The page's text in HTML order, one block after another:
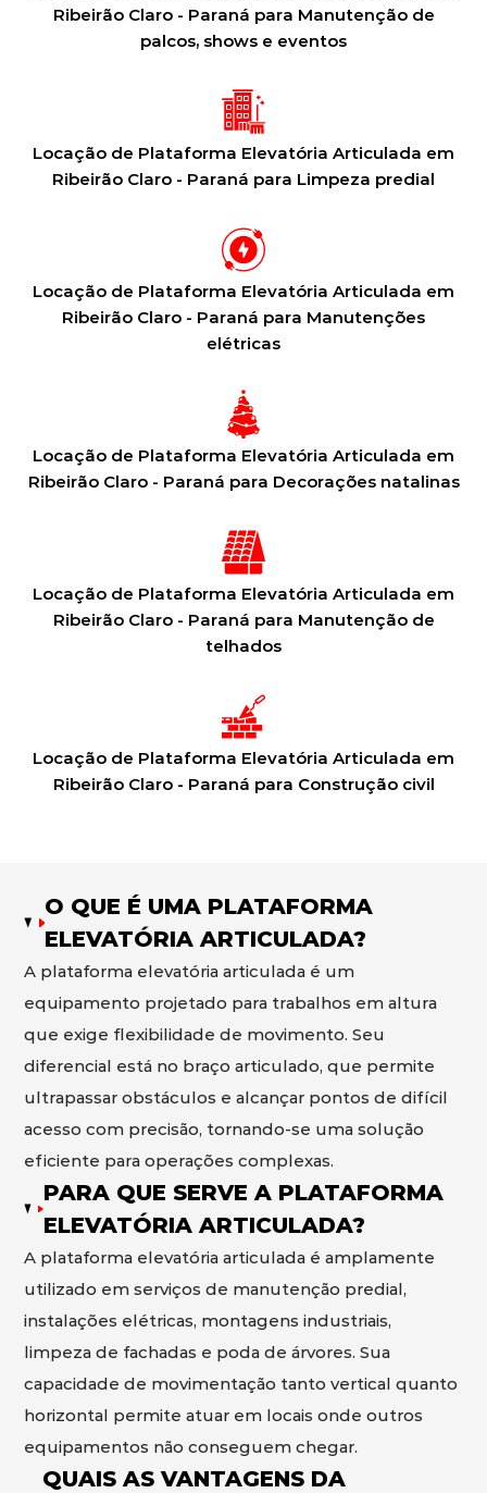
Ribeirão Claro - Paraná para Manutenção de
palcos, shows e eventos
Locação de Plataforma Elevatória Articulada em
Ribeirão Claro - Paraná para Limpeza predial
Locação de Plataforma Elevatória Articulada em
Ribeirão Claro - Paraná para Manutenções
elétricas
Locação de Plataforma Elevatória Articulada em
Ribeirão Claro - Paraná para Decorações natalinas
Locação de Plataforma Elevatória Articulada em
Ribeirão Claro - Paraná para Manutenção de
telhados
Locação de Plataforma Elevatória Articulada em
Ribeirão Claro - Paraná para Construção civil
O QUE É UMA PLATAFORMA
ELEVATÓRIA ARTICULADA?
A plataforma elevatória articulada é um
equipamento projetado para trabalhos em altura
que exige flexibilidade de movimento. Seu
diferencial está no braço articulado, que permite
ultrapassar obstáculos e alcançar pontos de difícil
acesso com precisão, tornando-se uma solução
eficiente para operações complexas.
PARA QUE SERVE A PLATAFORMA
ELEVATÓRIA ARTICULADA?
A plataforma elevatória articulada é amplamente
utilizado em serviços de manutenção predial,
instalações elétricas, montagens industriais,
limpeza de fachadas e poda de árvores. Sua
capacidade de movimentação tanto vertical quanto
horizontal permite atuar em locais onde outros
equipamentos não conseguem chegar.
QUAIS AS VANTAGENS DA